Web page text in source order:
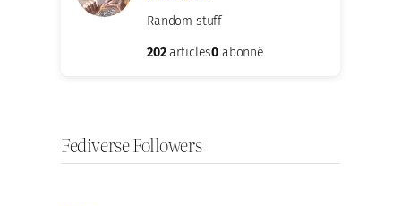
Random stuff
202articles0 abonné
Fediverse Followers